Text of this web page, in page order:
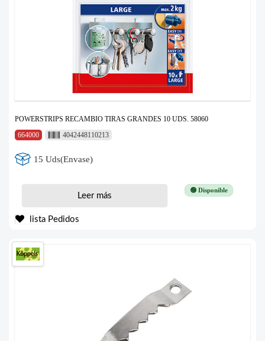
POWERSTRIPS RECAMBIO TIRAS GRANDES 10 UDS. 58060
664000
4042448110213
15 Uds(Envase)
🟢 Disponible
Leer más
lista Pedidos